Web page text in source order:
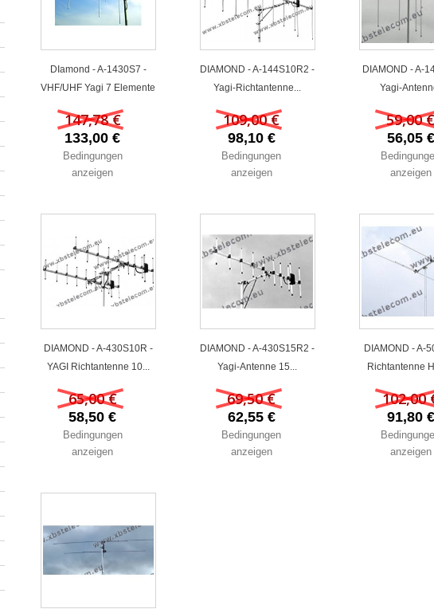
DIamond - A-1430S7 -
VHF/UHF Yagi 7 Elemente
147,78 €
133,00 €
Bedingungen
anzeigen
DIAMOND - A-144S10R2 -
Yagi-Richtantenne...
109,00 €
98,10 €
Bedingungen
anzeigen
DIAMOND - A-
Yagi-
59,00
56,05 €
anzeigen
DIAMOND - A-430S10R -
YAGI Richtantenne 10...
65,00 €
58,50 €
Bedingungen
anzeigen
DIAMOND - A-430S15R2 -
Yagi-Antenne 15...
69,50 €
62,55 €
Bedingungen
anzeigen
DIAMOND - A-
Richtantenne
102,00
91,80 €
anzeigen